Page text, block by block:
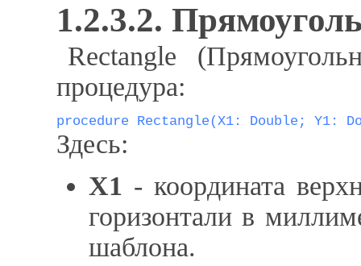
1.2.3.2.
Rectangle
процедура:
procedure Rectangle(X1: Double; Y1:
Здесь:
X1 - координата
горизонтали в
шаблона.